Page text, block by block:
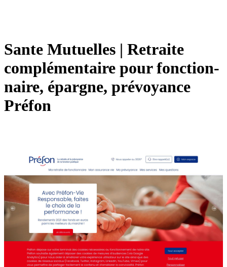
Sante Mutuelles | Retraite
complémen­tai­re pour fonction­
nai­re, épargne, prévoyance
Préfon